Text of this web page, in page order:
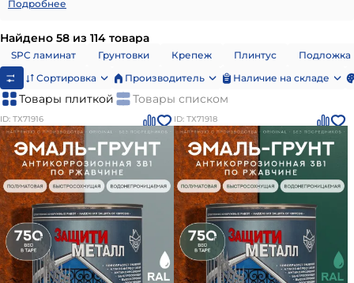
комфортно перемещаться, а также повышают
напольные покрытия классифицируются на следующие
группы:
Керамические/керамогранит. Они
характеризуются повышенной прочностью и
устойчивостью к загрязнениям и механическому
воздействию. Чаще всего керамогранитные плиты
используются в качестве напольного покрытия в
ванной комнате и кухне. Также они активно
применяются при обустройстве террас и садовых
дорожек. Керамика имеет стильный и
презентабельный внешний вид, кроме этого, она
не требует сложного ухода – достаточно убирать
загрязнения с помощью тряпки и моющего
Подробнее
Найдено 58 из 114 товара
SPC ламинат Грунтовки Крепеж Плинтус
Подложка
Сортировка
Производитель Наличие на складе
Товары плиткой Товары списком
ID: ТХ71916 ID: ТХ71918